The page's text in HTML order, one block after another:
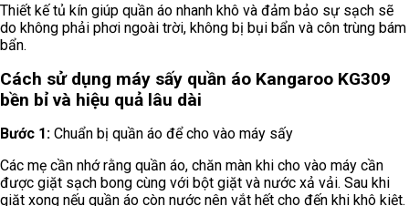
Thiết kế tủ kín giúp quần áo nhanh khô và đảm bảo sự sạch sẽ
do không phải phơi ngoài trời, không bị bụi bẩn và côn trùng bám
bẩn.
Cách sử dụng máy sấy quần áo Kangaroo KG309
bền bỉ và hiệu quả lâu dài
Bước 1: Chuẩn bị quần áo để cho vào máy sấy
Các mẹ cần nhớ rằng quần áo, chăn màn khi cho vào máy cần
được giặt sạch bong cùng với bột giặt và nước xả vải. Sau khi
giặt xong nếu quần áo còn nước nên vắt hết cho đến khi khô kiệt.